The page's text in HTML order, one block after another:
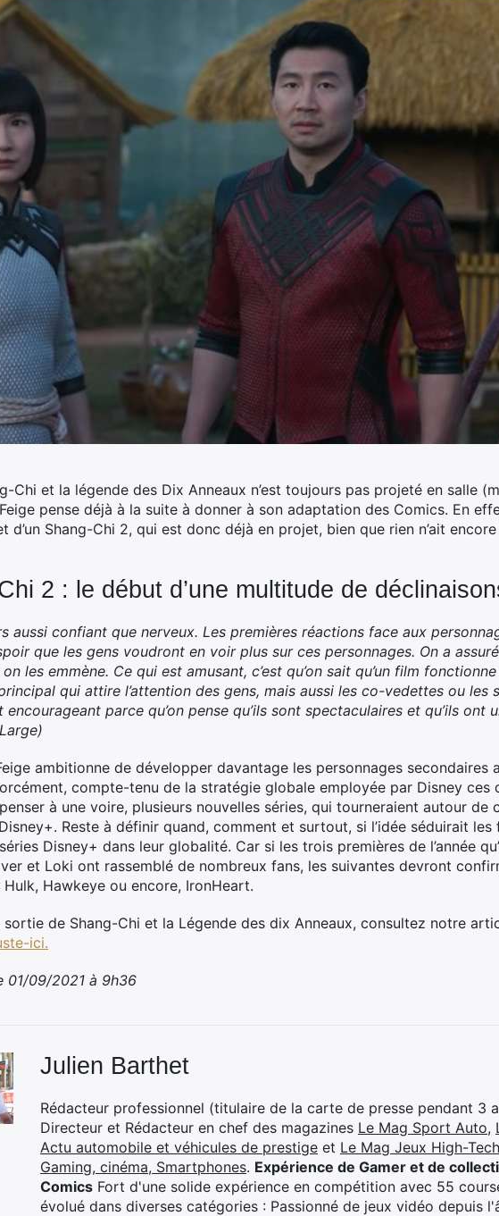
Chi et la légende des Dix Anneaux n’est toujours pas projeté en salle
pense déjà à la suite à donner à son adaptation des Comics. En
d’un Shang-Chi 2, qui est donc déjà en projet, bien que rien n’ait
2 : le début d’une multitude de
aussi confiant que nerveux. Les premières réactions face aux
que les gens voudront en voir plus sur ces personnages. On a
les emmène. Ce qui est amusant, c’est qu’on sait qu’un film
qui attire l’attention des gens, mais aussi les co-vedettes ou les
encourageant parce qu’on pense qu’ils sont spectaculaires et qu’ils ont
ambitionne de développer davantage les personnages secondaires
compte-tenu de la stratégie globale employée par Disney ces
penser à une voire, plusieurs nouvelles séries, qui tourneraient autour
Reste à définir quand, comment et surtout, si l’idée séduirait
Disney+ dans leur globalité. Car si les trois premières de l’année
et Loki ont rassemblé de nombreux fans, les suivantes devront
Hulk, Hawkeye ou encore, IronHeart.
sortie de Shang-Chi et la Légende des dix Anneaux, consultez notre
ici.
01/09/2021 à 9h36
Julien Barthet
Rédacteur professionnel (titulaire de la carte de presse pendant 3
Directeur et Rédacteur en chef des magazines Le Mag Sport Auto,
Actu automobile et véhicules de prestige et Le Mag Jeux High-
Gaming, cinéma, Smartphones. Expérience de Gamer et de
Comics Fort d'une solide expérience en compétition avec 55
évolué dans diverses catégories : Passionné de jeux vidéo depuis